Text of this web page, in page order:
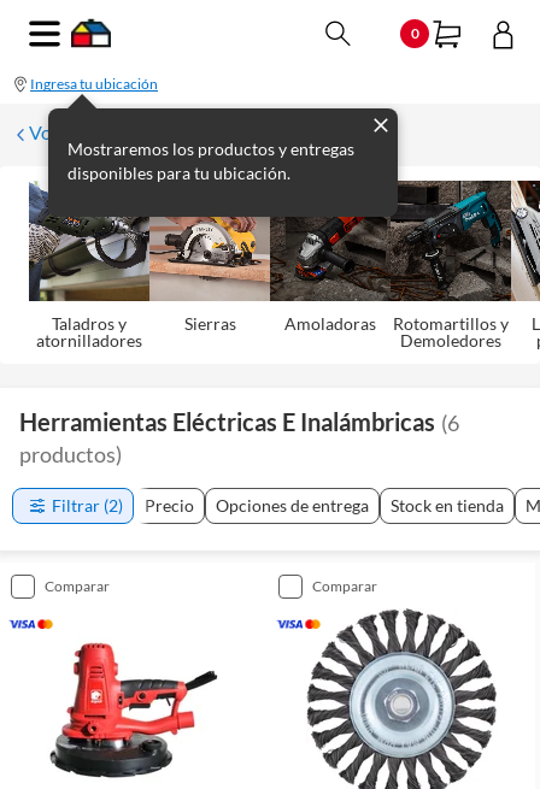
0
Ingresa tu ubicación
Mostraremos los productos y entregas
disponibles para tu ubicación.
Volver
Taladros y
atornilladores
Sierras Amoladoras
Rotomartillos y
Demoledores
Herramientas Eléctricas E Inalámbricas (6
productos)
Filtrar (2) Precio Opciones de entrega Stock en tienda
comparar comparar